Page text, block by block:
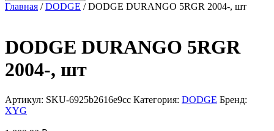
Главная /DODGE / DODGE DURANGO 5RGR 2004-, шт
DODGE DURANGO 5RGR
2004-, шт
Артикул: SKU-6925b2616e9cc Категория: DODGE Бренд:
XYG